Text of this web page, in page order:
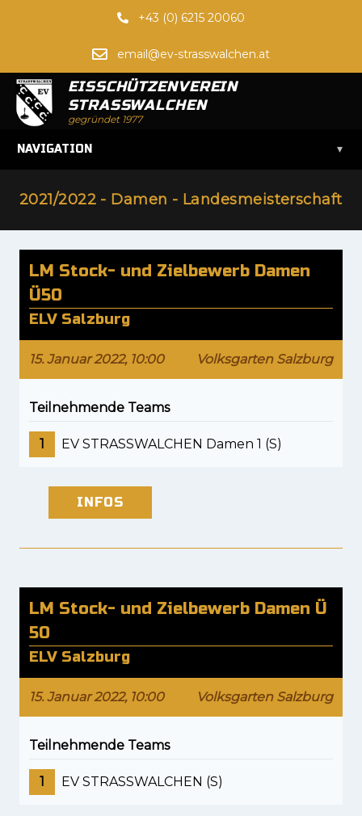
+43 (0) 6215 20060
email@ev-strasswalchen.at
EISSCHÜTZENVEREIN
STRASSWALCHEN
gegründet 1977
NAVIGATION ▾
2021/2022 - Damen - Landesmeisterschaft
LM Stock- und Zielbewerb Damen
Ü50
ELV Salzburg
15. Januar 2022, 10:00 Volksgarten Salzburg
Teilnehmende Teams
1 EV STRASSWALCHEN Damen 1 (S)
INFOS
LM Stock- und Zielbewerb Damen Ü
50
ELV Salzburg
15. Januar 2022, 10:00 Volksgarten Salzburg
Teilnehmende Teams
1 EV STRASSWALCHEN (S)